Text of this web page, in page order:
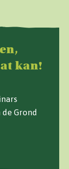
kan!
Grond